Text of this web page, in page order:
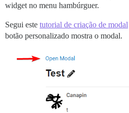
widget no menu hambúrguer.
Segui este tutorial de criação de modal
botão personalizado mostra o modal.